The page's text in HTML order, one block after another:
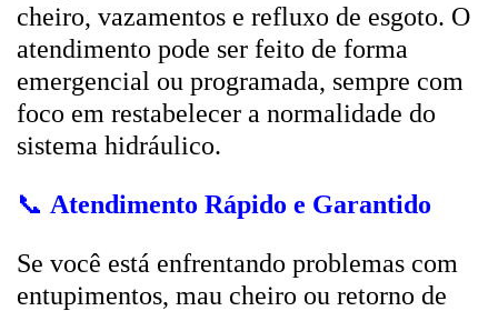
cheiro, vazamentos e refluxo de esgoto. O
atendimento pode ser feito de forma
emergencial ou programada, sempre com
foco em restabelecer a normalidade do
sistema hidráulico.
📞 Atendimento Rápido e Garantido
Se você está enfrentando problemas com
entupimentos, mau cheiro ou retorno de